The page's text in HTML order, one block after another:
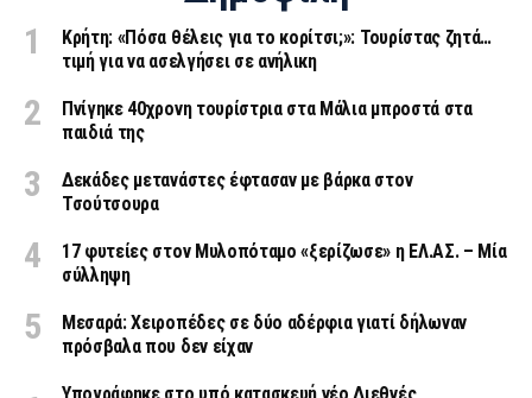
Κρήτη: «Πόσα θέλεις για το κορίτσι;»: Τουρίστας ζητά…
τιμή για να ασελγήσει σε ανήλικη
Πνίγηκε 40χρονη τουρίστρια στα Μάλια μπροστά στα
παιδιά της
Δεκάδες μετανάστες έφτασαν με βάρκα στον
Τσούτσουρα
17 φυτείες στον Μυλοπόταμο «ξερίζωσε» η ΕΛ.ΑΣ. – Μία
σύλληψη
Μεσαρά: Χειροπέδες σε δύο αδέρφια γιατί δήλωναν
πρόσβαλα που δεν είχαν